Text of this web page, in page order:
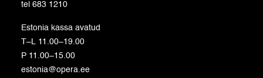
tel 683 1210
Estonia kassa avatud
T–L 11.00–19.00
P 11.00–15.00
estonia@opera.ee